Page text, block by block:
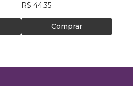
R$ 44,35
Comprar